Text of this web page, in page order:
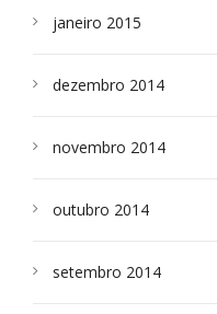
janeiro 2015
dezembro 2014
novembro 2014
outubro 2014
setembro 2014